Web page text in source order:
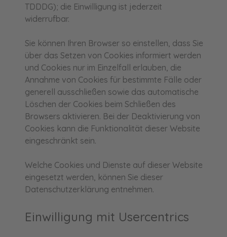
TDDDG); die Einwilligung ist jederzeit
widerrufbar.
Sie können Ihren Browser so einstellen, dass Sie
über das Setzen von Cookies informiert werden
und Cookies nur im Einzelfall erlauben, die
Annahme von Cookies für bestimmte Fälle oder
generell ausschließen sowie das automatische
Löschen der Cookies beim Schließen des
Browsers aktivieren. Bei der Deaktivierung von
Cookies kann die Funktionalität dieser Website
eingeschränkt sein.
Welche Cookies und Dienste auf dieser Website
eingesetzt werden, können Sie dieser
Datenschutzerklärung entnehmen.
Einwilligung mit Usercentrics